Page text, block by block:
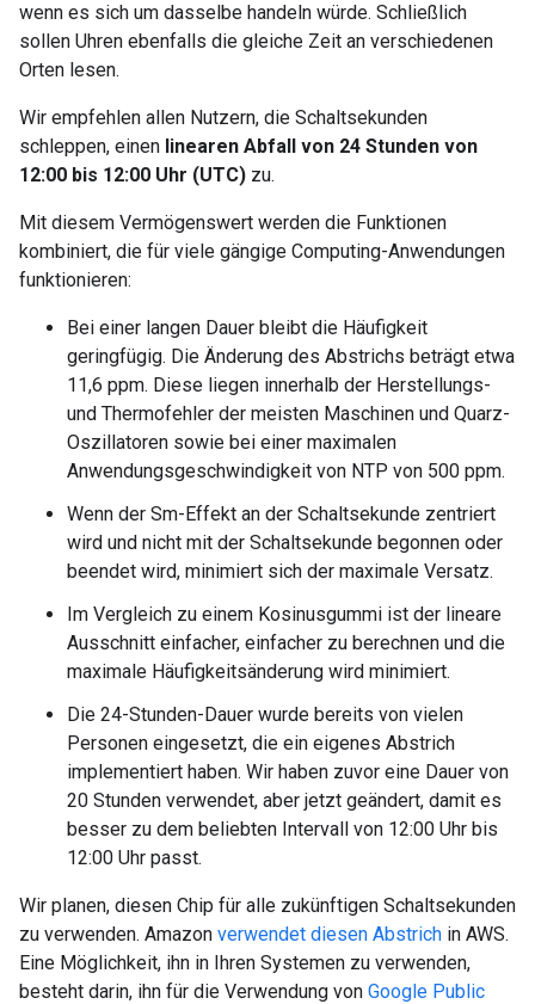
wenn es sich um dasselbe handeln würde. Schließlich
sollen Uhren ebenfalls die gleiche Zeit an verschiedenen
Orten lesen.
Wir empfehlen allen Nutzern, die Schaltsekunden
schleppen, einen linearen Abfall von 24 Stunden von
12:00 bis 12:00 Uhr (UTC) zu.
Mit diesem Vermögenswert werden die Funktionen
kombiniert, die für viele gängige Computing-Anwendungen
funktionieren:
Bei einer langen Dauer bleibt die Häufigkeit
geringfügig. Die Änderung des Abstrichs beträgt etwa
11,6 ppm. Diese liegen innerhalb der Herstellungs-
und Thermofehler der meisten Maschinen und Quarz-
Oszillatoren sowie bei einer maximalen
Anwendungsgeschwindigkeit von NTP von 500 ppm.
Wenn der Sm-Effekt an der Schaltsekunde zentriert
wird und nicht mit der Schaltsekunde begonnen oder
beendet wird, minimiert sich der maximale Versatz.
Im Vergleich zu einem Kosinusgummi ist der lineare
Ausschnitt einfacher, einfacher zu berechnen und die
maximale Häufigkeitsänderung wird minimiert.
Die 24-Stunden-Dauer wurde bereits von vielen
Personen eingesetzt, die ein eigenes Abstrich
implementiert haben. Wir haben zuvor eine Dauer von
20 Stunden verwendet, aber jetzt geändert, damit es
besser zu dem beliebten Intervall von 12:00 Uhr bis
12:00 Uhr passt.
Wir planen, diesen Chip für alle zukünftigen Schaltsekunden
zu verwenden. Amazon verwendet diesen Abstrich in AWS.
Eine Möglichkeit, ihn in Ihren Systemen zu verwenden,
besteht darin, ihn für die Verwendung von Google Public